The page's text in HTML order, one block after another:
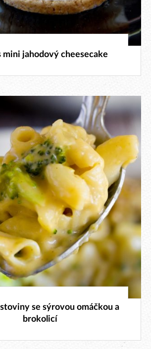
18. 4. 2026
mini jahodový cheesecake
31. 10. 2025
se sýrovou omáčkou a
brokolicí